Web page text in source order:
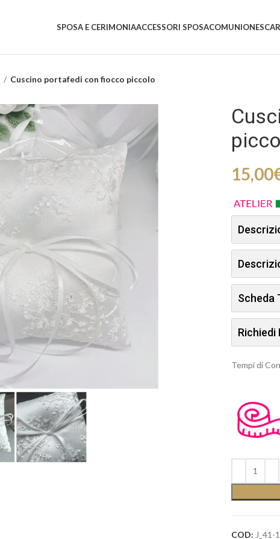
SPOSA E CERIMONIAACCESSORI SPOSACOMUNIONE
Cuscino portafedi con fiocco piccolo
15,00
Scheda
Tempi di
COD: J_41-